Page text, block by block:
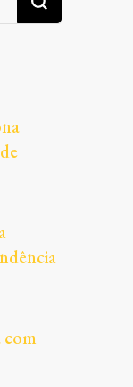
com